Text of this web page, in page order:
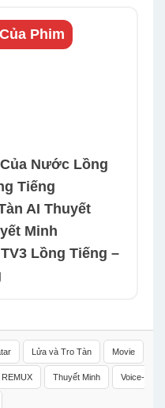
Phim
Nước Lồng
Tiếng
AI Thuyết
Minh
Lồng Tiếng –
Lửa và Tro Tàn Movie
REMUX Thuyết Minh Voice-